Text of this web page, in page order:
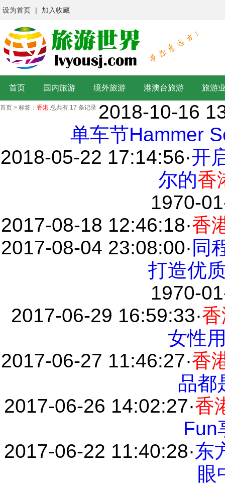
设为首页 | 加入收藏
首页 国内旅游 境外旅游 港澳台旅游 旅游
首页 > 标签： 香港 总共有 17 条记录 2018-10-16
单车节Hammer
2018-05-22 17:14:56·开
尔的香
1970-
2017-08-18 12:46:18·香
2017-08-04 23:08:00· 同
打造优
1970-
2017-06-29 16:59:33·
女性
2017-06-27 11:46:27·香
品都
2017-06-26 14:02:27·香
Fun
2017-06-22 11:40:28·东
眼